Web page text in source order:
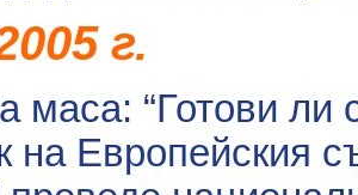
г.
маса: “Готови
на Европейския